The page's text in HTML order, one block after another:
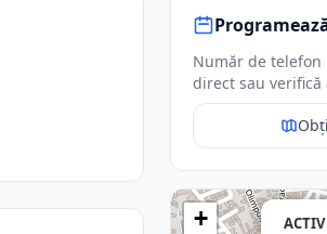
Număr de
direct sau
+